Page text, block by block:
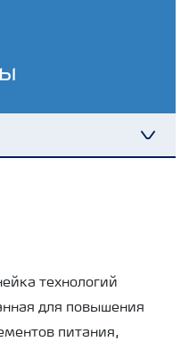
технологий
для повышения
питания,